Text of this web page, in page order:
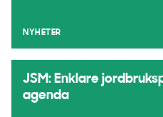
NYHETER
JSM: Enklare
agenda